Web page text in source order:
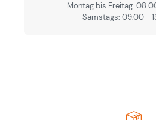
Montag bis Freitag:
Samstags: 09.00 -